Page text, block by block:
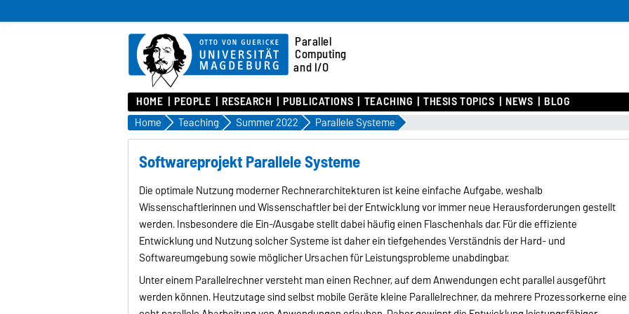
Parallel
Computing
and I/O
HOME PEOPLE RESEARCH PUBLICATIONS TEACHING THESIS TOPICS NEWS BLOG
Home Teaching Summer 2022 Parallele Systeme
Softwareprojekt Parallele Systeme
Die optimale Nutzung moderner Rechnerarchitekturen ist keine einfache Aufgabe, weshalb
Wissenschaftlerinnen und Wissenschaftler bei der Entwicklung vor immer neue Herausforderungen gestellt
werden. Insbesondere die Ein-/Ausgabe stellt dabei häufig einen Flaschenhals dar. Für die effiziente
Entwicklung und Nutzung solcher Systeme ist daher ein tiefgehendes Verständnis der Hard- und
Softwareumgebung sowie möglicher Ursachen für Leistungsprobleme unabdingbar.
Unter einem Parallelrechner versteht man einen Rechner, auf dem Anwendungen echt parallel ausgeführt
werden können. Heutzutage sind selbst mobile Geräte kleine Parallelrechner, da mehrere Prozessorkerne eine